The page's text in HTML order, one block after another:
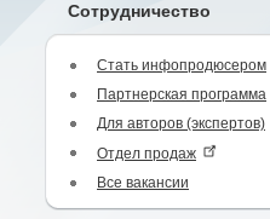
Сотрудничество
Стать инфопродюсером
Партнерская программа
Для авторов (экспертов)
Отдел продаж
Все вакансии